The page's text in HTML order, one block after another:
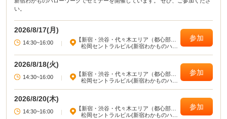
い。
2026/8/17(月)
14:30~16:00 |
【新宿・渋谷・代々木エリア（都心部西
部）】
松岡セントラルビル(新宿わかものハロ
参加
2026/8/18(火)
14:30~16:00 |
【新宿・渋谷・代々木エリア（都心部西
部）】
松岡セントラルビル(新宿わかものハロ
参加
2026/8/20(木)
14:30~16:00 |
【新宿・渋谷・代々木エリア（都心部西
部）】
松岡セントラルビル(新宿わかものハロ
参加